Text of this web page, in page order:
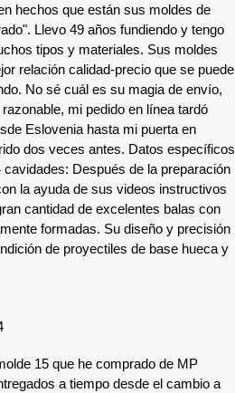
hechos que están sus moldes de
Llevo 49 años fundiendo y tengo
tipos y materiales. Sus moldes
relación calidad-precio que se puede
No sé cuál es su magia de envío,
mi pedido en línea tardó
Eslovenia hasta mi puerta en
dos veces antes. Datos específicos
Después de la preparación
la ayuda de sus videos instructivos
cantidad de excelentes balas con
formadas. Su diseño y precisión
de proyectiles de base hueca y
15 que he comprado de MP
a tiempo desde el cambio a